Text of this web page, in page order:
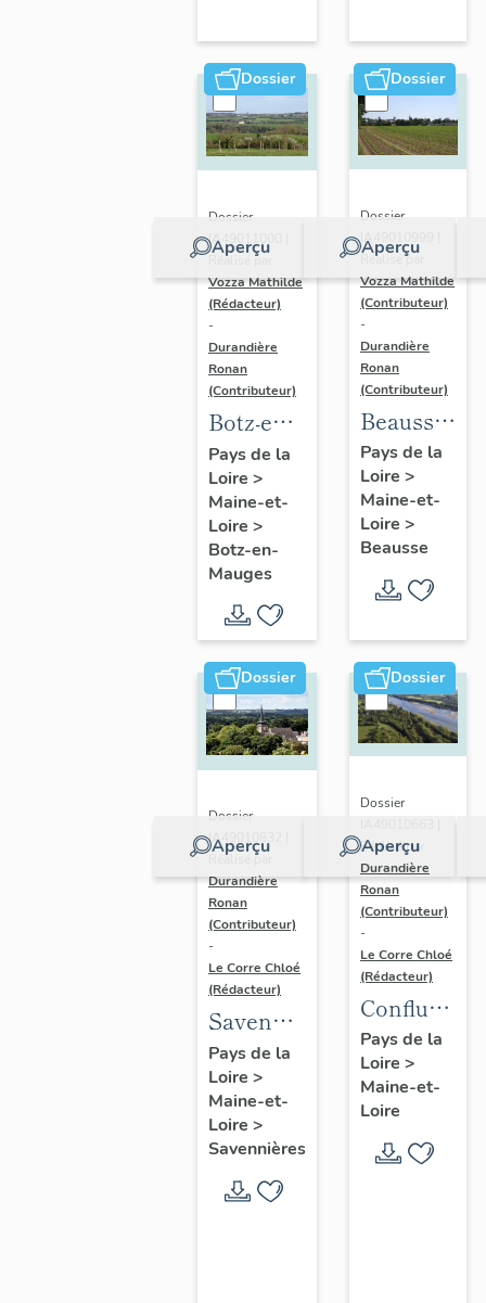
Dossier
Aperçu
Dossier
IA49011000 |
Réalisé par
Vozza Mathilde
(Rédacteur)
-
Durandière
Ronan
(Contributeur)
Botz-en-
Mauges :
présentation
de la
commune
Pays de la
Loire >
Maine-et-
Loire >
Botz-en-
Mauges
Dossier
Aperçu
Dossier
IA49010999 |
Réalisé par
Vozza Mathilde
(Contributeur)
-
Durandière
Ronan
(Contributeur)
Beausse :
de la
commune
Pays de la
Loire >
Maine-et-
Loire >
Beausse
Dossier
Aperçu
Dossier
IA49010832 |
Réalisé par
Durandière
Ronan
(Contributeur)
-
Le Corre Chloé
(Rédacteur)
Savennières
:
présentation
de la
commune
Pays de la
Loire >
Maine-et-
Loire >
Savennières
Dossier
Aperçu
Dossier
Réalisé par
Durandière
Ronan
(Contributeur)
-
Le Corre Chloé
(Rédacteur)
Confluence
Maine-
Loire :
d'étude
Pays de la
Loire >
Maine-et-
Loire